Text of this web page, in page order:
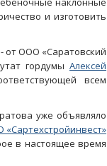
и изготовить
от ООО «Саратовский
гордумы Алексей
всем
уже объявляло
«Сартехстройинвест»
в настоящее время